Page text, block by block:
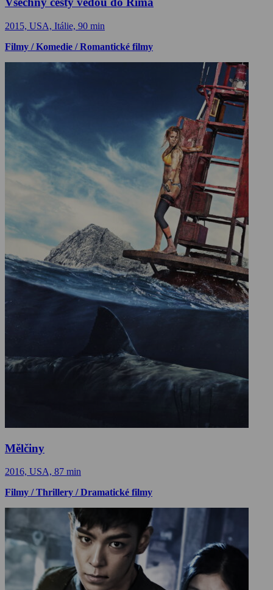
2015, USA, Itálie, 90 min
Filmy / Komedie / Romantické filmy
Mělčiny
2016, USA, 87 min
Filmy / Thrillery / Dramatické filmy